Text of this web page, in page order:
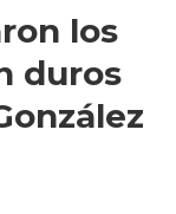
los
duros